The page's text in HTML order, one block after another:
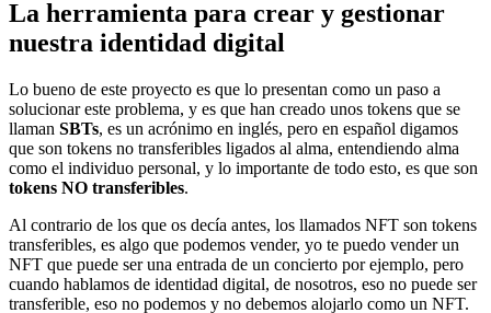
La herramienta para crear y gestionar
nuestra identidad digital
Lo bueno de este proyecto es que lo presentan como un paso a
solucionar este problema, y es que han creado unos tokens que se
llaman SBTs, es un acrónimo en inglés, pero en español digamos
que son tokens no transferibles ligados al alma, entendiendo alma
como el individuo personal, y lo importante de todo esto, es que son
tokens NO transferibles.
Al contrario de los que os decía antes, los llamados NFT son tokens
transferibles, es algo que podemos vender, yo te puedo vender un
NFT que puede ser una entrada de un concierto por ejemplo, pero
cuando hablamos de identidad digital, de nosotros, eso no puede ser
transferible, eso no podemos y no debemos alojarlo como un NFT.